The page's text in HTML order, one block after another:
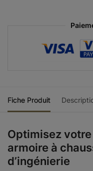
Fiche Produit
Optimisez
armoire à
d’ingénierie